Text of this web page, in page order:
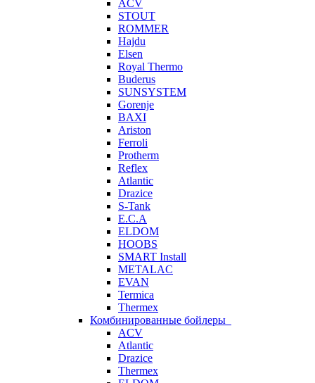
ACV
STOUT
ROMMER
Hajdu
Elsen
Royal Thermo
Buderus
SUNSYSTEM
Gorenje
BAXI
Ariston
Ferroli
Protherm
Reflex
Atlantic
Drazice
S-Tank
E.C.A
ELDOM
HOOBS
SMART Install
METALAC
EVAN
Termica
Thermex
Комбинированные бойлеры
ACV
Atlantic
Drazice
Thermex